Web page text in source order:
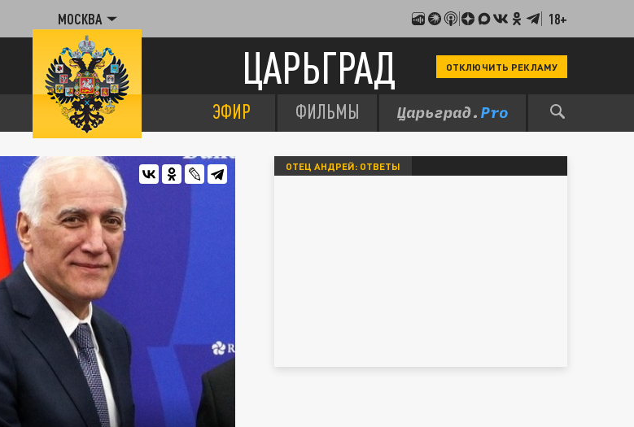
МОСКВА 18+
ЦАРЬГРАД ОТКЛЮЧИТЬ РЕКЛАМУ
ЭФИР ФИЛЬМЫ
ОТЕЦ АНДРЕЙ: ОТВЕТЫ